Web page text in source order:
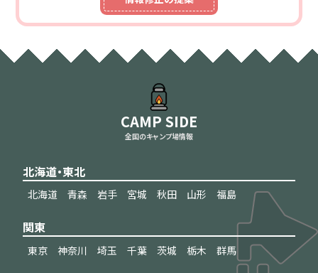
CAMP SIDE
全国のキャンプ場情報
北海道・東北
北海道 青森 岩手 宮城 秋田 山形 福島
関東
東京 神奈川 埼玉 千葉 茨城 栃木 群馬